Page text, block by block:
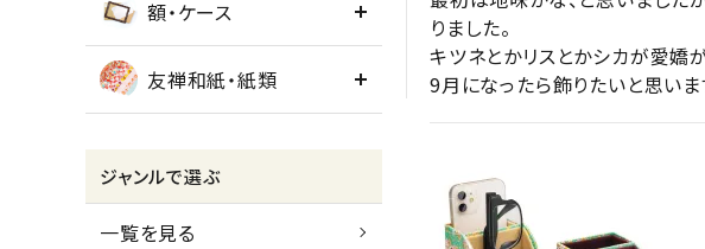
額・ケース
友禅和紙・紙類
ジャンルで選ぶ
一覧を見る
りました。
キツネとかリスとかシカが愛嬌
9月になったら飾りたいと思いま